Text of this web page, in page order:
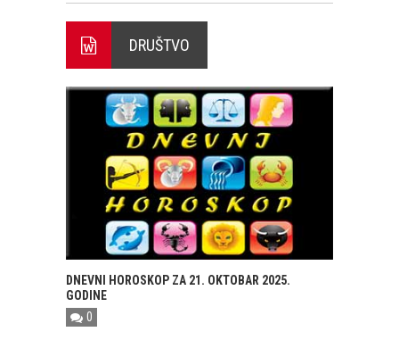
DRUŠTVO
DNEVNI HOROSKOP ZA 21. OKTOBAR 2025.
GODINE
0